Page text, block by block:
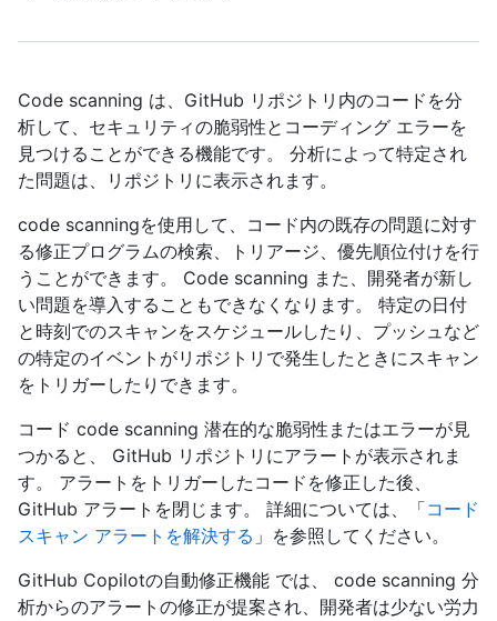
Code scanning は、GitHub リポジトリ内のコードを分
析して、セキュリティの脆弱性とコーディング エラーを
見つけることができる機能です。 分析によって特定され
た問題は、リポジトリに表示されます。
code scanningを使用して、コード内の既存の問題に対す
る修正プログラムの検索、トリアージ、優先順位付けを行
うことができます。 Code scanning また、開発者が新し
い問題を導入することもできなくなります。 特定の日付
と時刻でのスキャンをスケジュールしたり、プッシュなど
の特定のイベントがリポジトリで発生したときにスキャン
をトリガーしたりできます。
コード code scanning 潜在的な脆弱性またはエラーが見
つかると、 GitHub リポジトリにアラートが表示されま
す。 アラートをトリガーしたコードを修正した後、
GitHub アラートを閉じます。 詳細については、「コード
スキャン アラートを解決する 」を参照してください。
GitHub Copilotの自動修正機能 では、 code scanning 分
析からのアラートの修正が提案され、開発者は少ない労力